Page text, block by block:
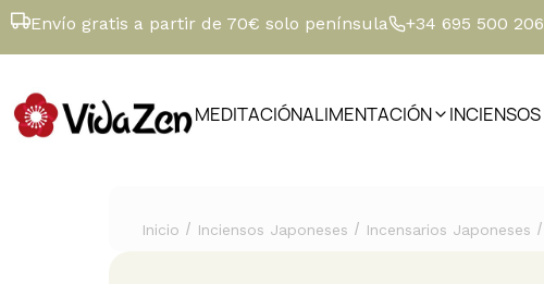
Envío gratis a partir de 70€ solo península +34 695 500 206
MEDITACIÓNALIMENTACIÓN INCIENSOS
Inicio / Inciensos Japoneses / Incensarios Japoneses /